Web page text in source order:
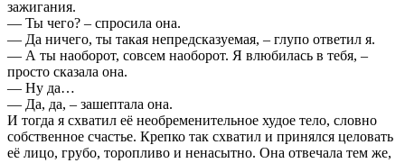
зажигания.
— Ты чего? – спросила она.
— Да ничего, ты такая непредсказуемая, – глупо ответил я.
— А ты наоборот, совсем наоборот. Я влюбилась в тебя, –
просто сказала она.
— Ну да…
— Да, да, – зашептала она.
И тогда я схватил её необременительное худое тело, словно
собственное счастье. Крепко так схватил и принялся целовать
её лицо, грубо, торопливо и ненасытно. Она отвечала тем же,